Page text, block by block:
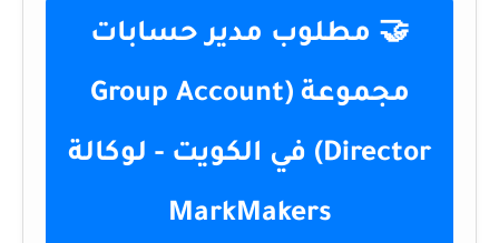
🤝 مطلوب مدير حسابات
مجموعة (Group Account
Director) في الكويت - لوكالة
MarkMakers